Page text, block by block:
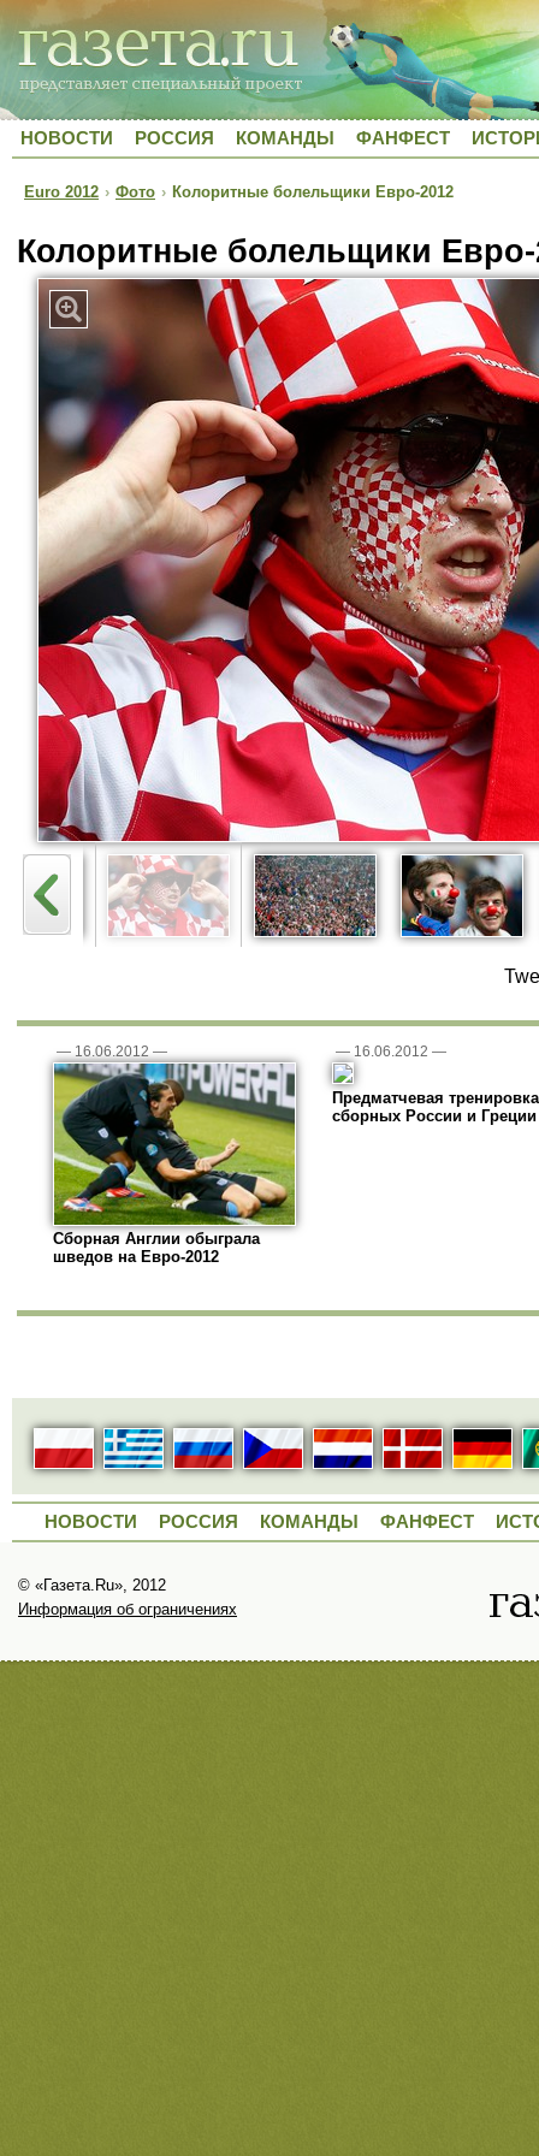
НОВОСТИ РОССИЯ КОМАНДЫ ФАНФЕСТ
Euro 2012 › Фото › Колоритные болельщики Евро-2012
Колоритные болельщики Евро-
— 16.06.2012 —
Сборная Англии обыграла
шведов на Евро-2012
— 16.06.2012 —
Предматчевая тренировка
сборных России и Греции
НОВОСТИ РОССИЯ КОМАНДЫ ФАНФЕСТ
© «Газета.Ru», 2012
Информация об ограничениях